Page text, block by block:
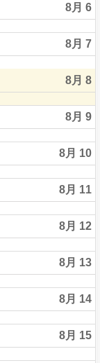
8月 6
8月 7
8月 8
8月 9
8月 10
8月 11
8月 12
8月 13
8月 14
8月 15